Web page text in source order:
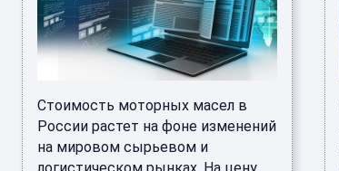
Стоимость моторных масел в
России растет на фоне изменений
на мировом сырьевом и